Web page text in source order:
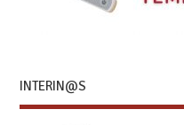
INTERIN@S